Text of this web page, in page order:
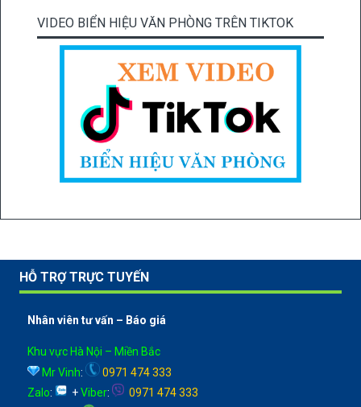
VIDEO BIỂN HIỆU VĂN PHÒNG TRÊN TIKTOK
HỖ TRỢ TRỰC TUYẾN
Nhân viên tư vấn – Báo giá
Khu vực Hà Nội – Miền Bắc
Mr Vinh:
0971 474 333
Zalo: +Viber:
0971 474 333